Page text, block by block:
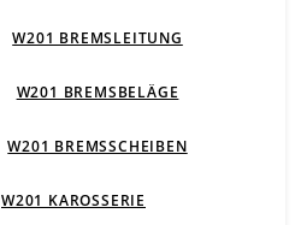
W201 BREMSLEITUNG
W201 BREMSBELÄGE
W201 BREMSSCHEIBEN
W201 KAROSSERIE